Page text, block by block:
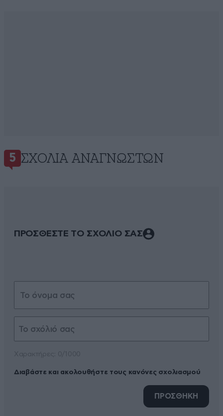
5 ΣΧΌΛΙΑ ΑΝΑΓΝΩΣΤΏΝ
ΠΡΟΣΘΕΣΤΕ ΤΟ ΣΧΟΛΙΟ ΣΑΣ
Διαβάστε και ακολουθήστε τους κανόνες σχολιασμού
ΠΡΟΣΘΗΚΗ